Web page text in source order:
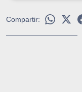
Compartir: